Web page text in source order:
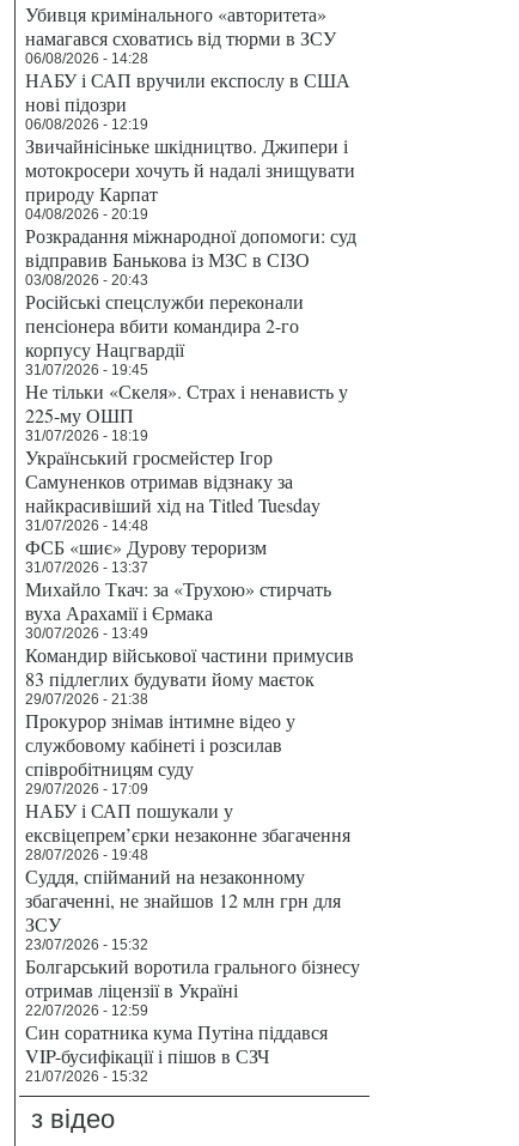
Убивця кримінального «авторитета»
намагався сховатись від тюрми в ЗСУ
06/08/2026 - 14:28
НАБУ і САП вручили експослу в США
нові підозри
06/08/2026 - 12:19
Звичайнісіньке шкідництво. Джипери і
мотокросери хочуть й надалі знищувати
природу Карпат
04/08/2026 - 20:19
Розкрадання міжнародної допомоги: суд
відправив Банькова із МЗС в СІЗО
03/08/2026 - 20:43
Російські спецслужби переконали
пенсіонера вбити командира 2-го
корпусу Нацгвардії
31/07/2026 - 19:45
Не тільки «Скеля». Страх і ненависть у
225-му ОШП
31/07/2026 - 18:19
Український гросмейстер Ігор
Самуненков отримав відзнаку за
найкрасивіший хід на Titled Tuesday
31/07/2026 - 14:48
ФСБ «шиє» Дурову тероризм
31/07/2026 - 13:37
Михайло Ткач: за «Трухою» стирчать
вуха Арахамії і Єрмака
30/07/2026 - 13:49
Командир військової частини примусив
83 підлеглих будувати йому маєток
29/07/2026 - 21:38
Прокурор знімав інтимне відео у
службовому кабінеті і розсилав
співробітницям суду
29/07/2026 - 17:09
НАБУ і САП пошукали у
ексвіцепрем’єрки незаконне збагачення
28/07/2026 - 19:48
Суддя, спійманий на незаконному
збагаченні, не знайшов 12 млн грн для
ЗСУ
23/07/2026 - 15:32
Болгарський воротила грального бізнесу
отримав ліцензії в Україні
22/07/2026 - 12:59
Син соратника кума Путіна піддався
VIP-бусифікації і пішов в СЗЧ
21/07/2026 - 15:32
з відео